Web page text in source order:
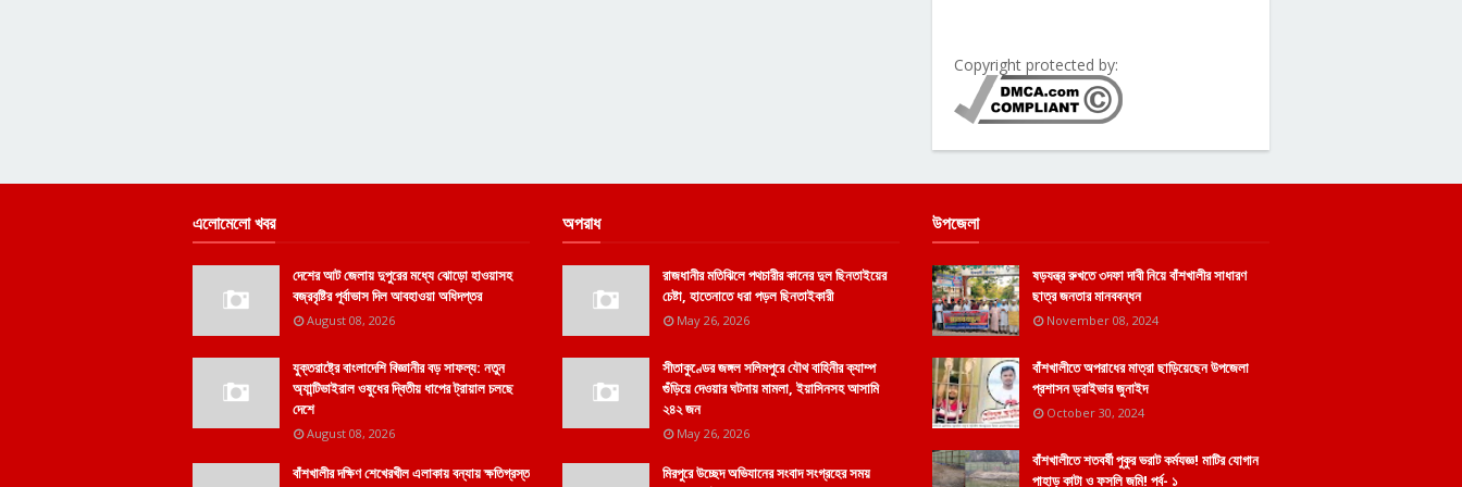
Copyright protected by:
এলোমেলো খবর
দেশের আট জেলায় দুপুরের মধ্যে ঝোড়ো হাওয়াসহ
বজ্রবৃষ্টির পূর্বাভাস দিল আবহাওয়া অধিদপ্তর
August 08, 2026
যুক্তরাষ্ট্রে বাংলাদেশি বিজ্ঞানীর বড় সাফল্য: নতুন
অ্যান্টিভাইরাল ওষুধের দ্বিতীয় ধাপের ট্রায়াল চলছে
দেশে
August 08, 2026
বাঁশখালীর দক্ষিণ শেখেরখীল এলাকায় বন্যায় ক্ষতিগ্রস্ত
অপরাধ
রাজধানীর মতিঝিলে পথচারীর কানের দুল ছিনতাইয়ের
চেষ্টা, হাতেনাতে ধরা পড়ল ছিনতাইকারী
May 26, 2026
সীতাকুণ্ডের জঙ্গল সলিমপুরে যৌথ বাহিনীর ক্যাম্প
গুঁড়িয়ে দেওয়ার ঘটনায় মামলা, ইয়াসিনসহ আসামি
২৪২ জন
May 26, 2026
মিরপুরে উচ্ছেদ অভিযানের সংবাদ সংগ্রহের সময়
উপজেলা
ষড়যন্ত্র রুখতে ৩দফা দাবী নিয়ে বাঁশখালীর সাধারণ
ছাত্র জনতার মানববন্ধন
November 08, 2024
বাঁশখালীতে অপরাধের মাত্রা ছাড়িয়েছেন উপজেলা
প্রশাসন ড্রাইভার জুনাইদ
October 30, 2024
বাঁশখালীতে শতবর্ষী পুকুর ভরাট কর্মযজ্ঞ! মাটির যোগান
পাহাড় কাটা ও ফসলি জমি! পর্ব- ১